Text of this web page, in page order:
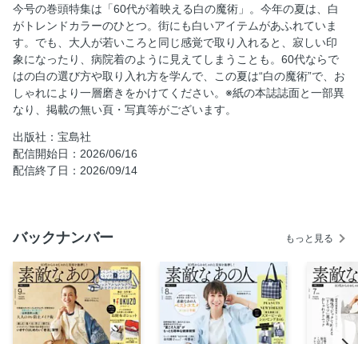
風吹ジュンさんの、みんなが幸せになるおすそ分け
リサ・ステッグマイヤーの二拠点生活Diary
冨士眞奈美の側杖日記
スタイリスト山本ちえさんのおしゃれ道
齋藤 薫の「素敵なあの人」
富岡佳子のWhat I Love
スタイリスト坂本久仁子のおしゃれのかけひき
【隔月連載】黒田知永子さんが着る「素敵なあの人の大人
服」
Part1 60代の夏は「白」がアツい！ 読者スナップで大人気の
Part2 素敵世代スタイリスト池田奈加子さんが伝授４０代と
は選ぶ白を変えて！ ６０代が選ぶべき「白」
Part3 素敵世代の「なんとなく冴えない」を白が払拭！ 白ア
イテムの選び方＆着こなし術
今号の巻頭特集は「60代が着映える白の魔術」。今年の夏は、白
がトレンドカラーのひとつ。街にも白いアイテムがあふれていま
す。でも、大人が若いころと同じ感覚で取り入れると、寂しい印
象になったり、病院着のように見えてしまうことも。60代ならで
はの白の選び方や取り入れ方を学んで、この夏は“白の魔術”で、お
しゃれにより一層磨きをかけてください。※紙の本誌誌面と一部異
なり、掲載の無い頁・写真等がございます。
出版社：宝島社
配信開始日：2026/06/16
配信終了日：2026/09/14
バックナンバー もっと見る